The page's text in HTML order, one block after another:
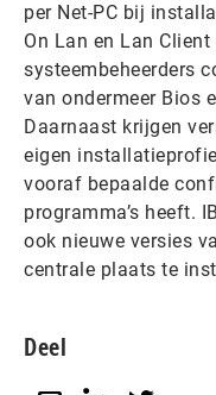
per Net-PC bij
On Lan en Lan
systeembeheerders
van ondermeer Bios
Daarnaast krijgen
eigen
vooraf bepaalde
programma’s heeft.
ook nieuwe versies
centrale plaats te
Deel